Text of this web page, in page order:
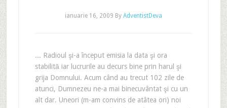
ianuarie 16, 2009 By AdventistDeva
... Radioul şi-a început emisia la data şi ora
stabilită iar lucrurile au decurs bine prin harul şi
grija Domnului. Acum când au trecut 102 zile de
atunci, Dumnezeu ne-a mai binecuvântat şi cu un
alt dar. Uneori (m-am convins de atâtea ori) noi